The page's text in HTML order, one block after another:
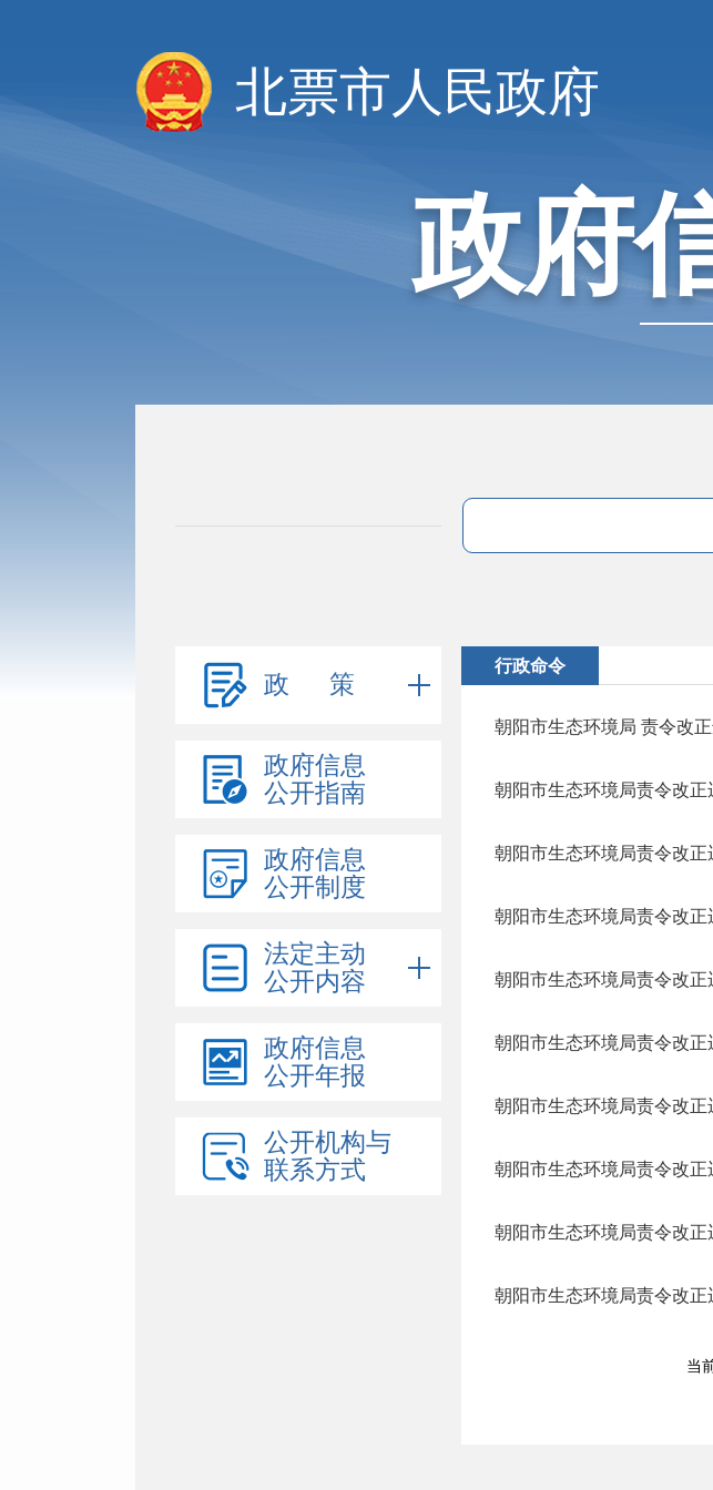
北票市人民政府
政府
政 策
政府信息
公开指南
政府信息
公开制度
法定主动
公开内容
政府信息
公开年报
公开机构与
联系方式
行政命令
当